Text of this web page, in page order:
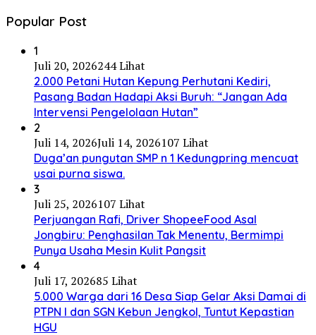
Popular Post
1
Juli 20, 2026244 Lihat
2.000 Petani Hutan Kepung Perhutani Kediri,
Pasang Badan Hadapi Aksi Buruh: “Jangan Ada
Intervensi Pengelolaan Hutan”
2
Juli 14, 2026Juli 14, 2026107 Lihat
Duga’an pungutan SMP n 1 Kedungpring mencuat
usai purna siswa.
3
Juli 25, 2026107 Lihat
Perjuangan Rafi, Driver ShopeeFood Asal
Jongbiru: Penghasilan Tak Menentu, Bermimpi
Punya Usaha Mesin Kulit Pangsit
4
Juli 17, 202685 Lihat
5.000 Warga dari 16 Desa Siap Gelar Aksi Damai di
PTPN I dan SGN Kebun Jengkol, Tuntut Kepastian
HGU